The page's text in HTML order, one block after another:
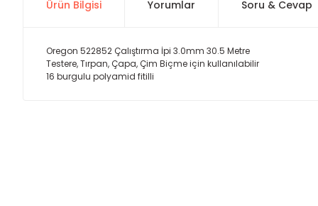
Ürün Bilgisi Yorumlar Soru & Cevap
Oregon 522852 Çalıştırma İpi 3.0mm 30.5 Metre
Testere, Tırpan, Çapa, Çim Biçme için kullanılabilir
16 burgulu polyamid fitilli